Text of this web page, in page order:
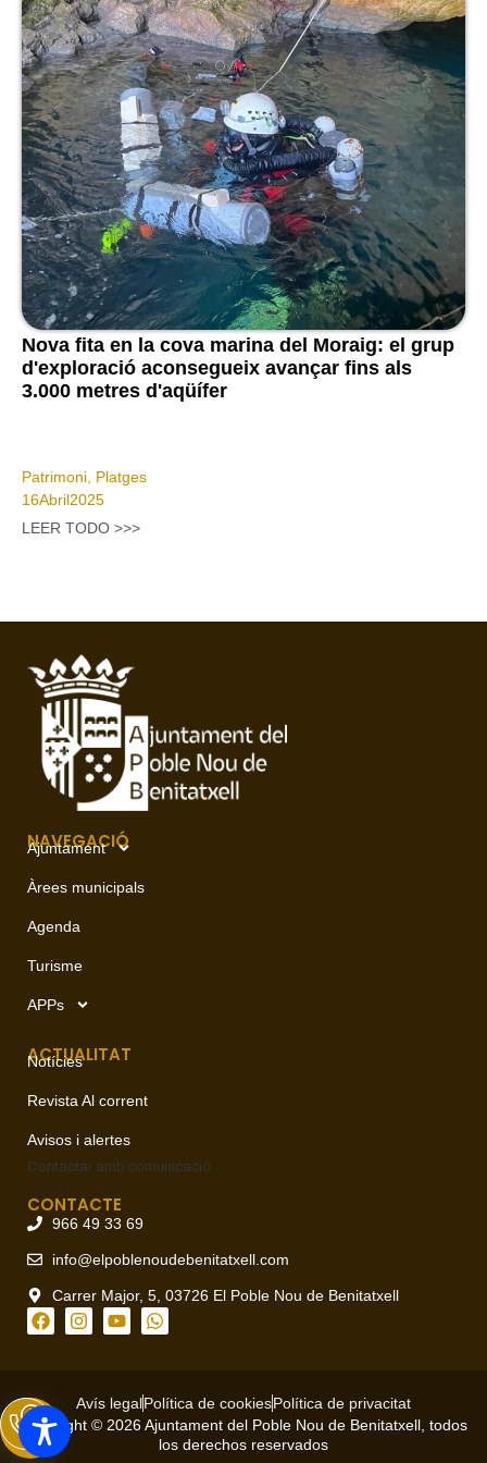
Nova fita en la cova marina del Moraig: el grup
d'exploració aconsegueix avançar fins als
3.000 metres d'aqüífer
Patrimoni Platges
16Abril2025
LEER TODO >>>
NAVEGACIÓ
Ajuntament
Àrees municipals
Agenda
Turisme
APPs
ACTUALITAT
Notícies
Revista Al corrent
Avisos i alertes
Contactar amb comunicació
CONTACTE
966 49 33 69
info@elpoblenoudebenitatxell.com
Carrer Major, 5, 03726 El Poble Nou de Benitatxell
Avís legalPolítica de cookiesPolítica de privacitat
Copyright © 2026 Ajuntament del Poble Nou de Benitatxell, todos
los derechos reservados